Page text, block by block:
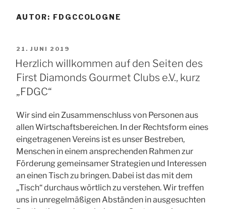
AUTOR: FDGCCOLOGNE
VERÖFFENTLICHT
AM
21. JUNI 2019
Herzlich willkommen auf den Seiten des
First Diamonds Gourmet Clubs e.V., kurz
„FDGC“
Wir sind ein Zusammenschluss von Personen aus
allen Wirtschaftsbereichen. In der Rechtsform eines
eingetragenen Vereins ist es unser Bestreben,
Menschen in einem ansprechenden Rahmen zur
Förderung gemeinsamer Strategien und Interessen
an einen Tisch zu bringen. Dabei ist das mit dem
„Tisch“ durchaus wörtlich zu verstehen. Wir treffen
uns in unregelmäßigen Abständen in ausgesuchten